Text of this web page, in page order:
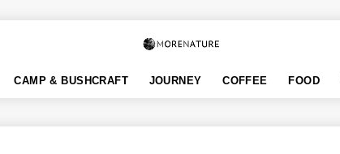
CAMP & BUSHCRAFT JOURNEY COFFEE FOOD